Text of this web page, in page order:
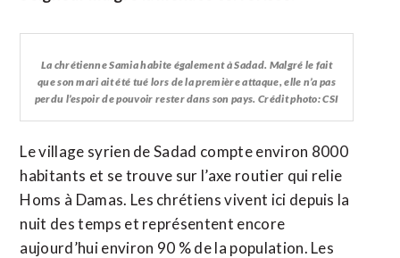
La chrétienne Samia habite également à Sadad. Malgré le fait
que son mari ait été tué lors de la première attaque, elle n’a pas
perdu l’espoir de pouvoir rester dans son pays. Crédit photo: CSI
Le village syrien de Sadad compte environ 8000
habitants et se trouve sur l’axe routier qui relie
Homs à Damas. Les chrétiens vivent ici depuis la
nuit des temps et représentent encore
aujourd’hui environ 90 % de la population. Les